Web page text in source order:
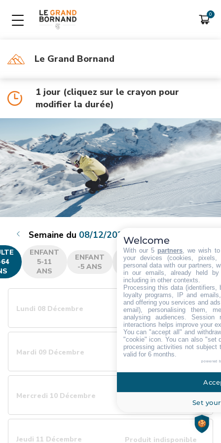
Le Grand Bornand
1 jour (cliquez sur le crayon pour
modifier la durée)
Semaine du 08/12/2025 au 14/12/2025
ENFANT
5-11
ANS
ENFANT
-5 ANS
JEUNE
12-25
ANS
SENIOR
de 65 à
74 ans
75
Lundi 08 Décembre Produit indisponible
Mardi 09 Décembre Produit indisponible
Mercredi 10 Décembre
Jeudi 11 Décembre Produit indisponible
LIB SKI EN TÉLÉPÉAGE
FORFAITS SAISON
Forfait saison Handiski
Welcome
With our 5 partners , we wish
your devices (cookies,
personal data with our partners,
in our emails, already held
including in other contexts.
Processing this data (identifiers,
loyalty programs, IP and
and offering you services and
email), personalising them,
analysing audiences.
interactions helps improve your
You can "accept all" and
"cookie" icon . You can also "set
processing activities not subject
valid for 6 months.
powered
Set